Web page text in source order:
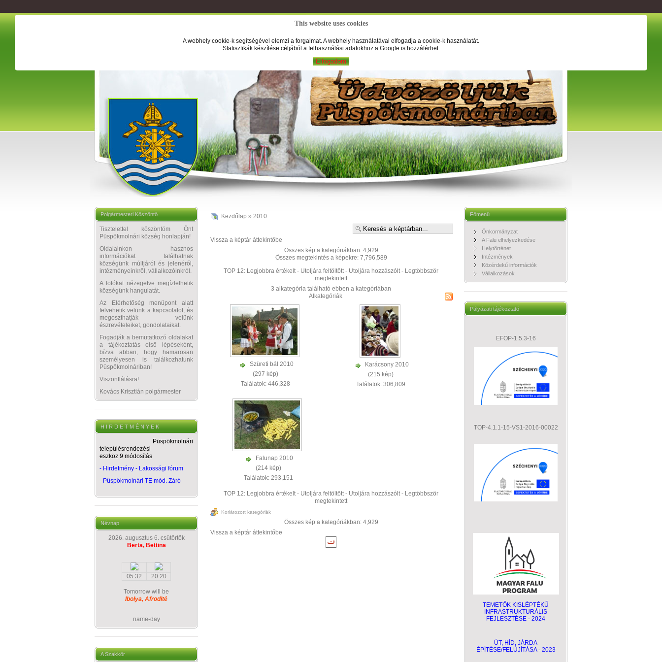
This website uses cookies
A webhely cookie-k segítségével elemzi a forgalmat. A webhely használatával elfogadja a cookie-k használatát.
Statisztikák készítése céljából a felhasználási adatokhoz a Google is hozzáférhet.
Elfogadom
Polgármesteri Köszöntő
Tisztelettel köszöntöm Önt
Püspökmolnári község honlapján!
Oldalainkon hasznos
információkat találhatnak
községünk múltjáról és jelenéről,
intézményeinkről, vállalkozóinkról.
A fotókat nézegetve megízlelhetik
községünk hangulatát.
Az Elérhetőség menüpont alatt
felvehetik velünk a kapcsolatot, és
megoszthatják velünk
észrevételeiket, gondolataikat.
Fogadják a bemutatkozó oldalakat
a tájékoztatás első lépéseként,
bízva abban, hogy hamarosan
személyesen is találkozhatunk
Püspökmolnáriban!
Viszontlátásra!
Kovács Krisztián polgármester
H I R D E T M É N Y E K
Püspökmolnári
településrendezési
eszköz 9 módosítás
- Hirdetmény - Lakossági fórum
- Püspökmolnári TE mód. Záró
Névnap
2026. augusztus 6. csütörtök
Berta, Bettina
05:32 20:20
Tomorrow will be
Ibolya, Afrodité
name-day
A Szakkör
Kezdőlap » 2010
Vissza a képtár áttekintőbe
Összes kép a kategóriákban: 4,929
Összes megtekintés a képekre: 7,796,589
TOP 12: Legjobbra értékelt - Utoljára feltöltött - Utoljára hozzászólt - Legtöbbször
megtekintett
3 alkategória található ebben a kategóriában
Alkategóriák
Szüreti bál 2010
(297 kép)
Találatok: 446,328
Karácsony 2010
(215 kép)
Találatok: 306,809
Falunap 2010
(214 kép)
Találatok: 293,151
TOP 12: Legjobbra értékelt- Utoljára feltöltött- Utoljára hozzászólt- Legtöbbször
megtekintett
Korlátozott kategóriák
Összes kép a kategóriákban: 4,929
Vissza a képtár áttekintőbe
Főmenü
Önkormányzat
A Falu elhelyezkedése
Helytörténet
Intézmények
Közérdekű információk
Vállalkozások
Pályázati tájékoztató
EFOP-1.5.3-16
TOP-4.1.1-15-VS1-2016-00022
TEMETŐK KISLÉPTÉKŰ
INFRASTRUKTURÁLIS
FEJLESZTÉSE - 2024
ÚT, HÍD, JÁRDA
ÉPÍTÉSE/FELÚJÍTÁSA - 2023